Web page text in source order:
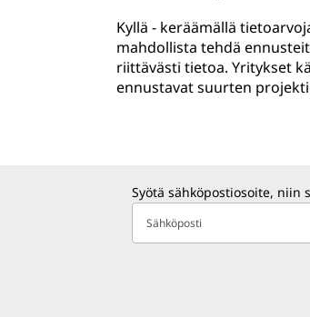
Kyllä - keräämällä
mahdollista tehdä
riittävästi tietoa. Yritykset
ennustavat suurten
Syötä sähköpostiosoite, niin
Sähköposti